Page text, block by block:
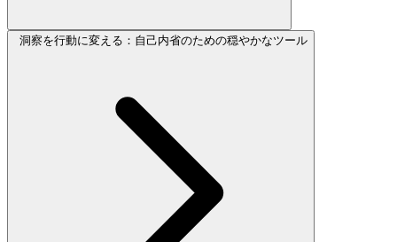
洞察を行動に変える：自己内省のための穏やかなツール